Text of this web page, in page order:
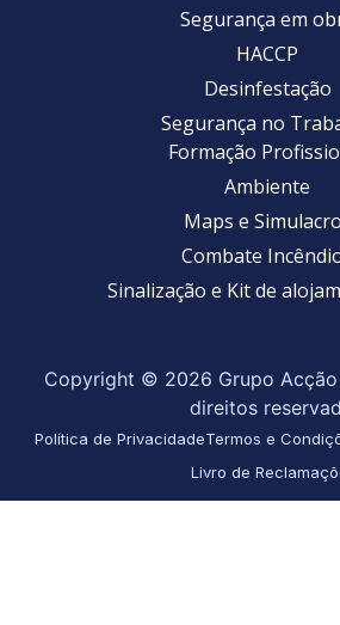
Segurança em
HACCP
Desinfestação
Segurança no
Formação
Ambiente
Maps e
Combate
Sinalização e Kit de
Copyright © 2026 Grupo
direitos
Política de PrivacidadeTermos e
Livro de